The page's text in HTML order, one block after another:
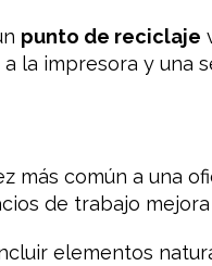
punto de reciclaje
la impresora y una
más común a una
de trabajo
elementos